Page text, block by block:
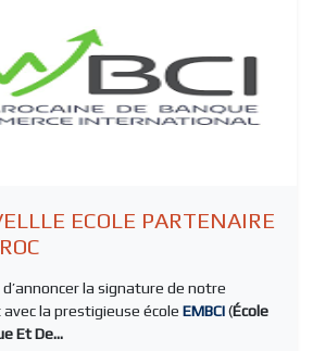
ECOLE PARTENAIRE
la signature de notre
la prestigieuse école EMBCI(École
Et De...